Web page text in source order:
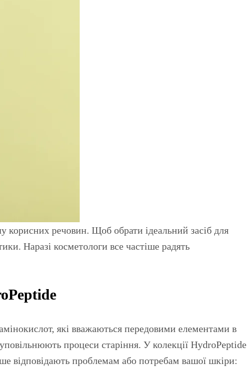
Наразі косметологи все частіше радять
які вважаються передовими елементами в
процеси старіння. У колекції HydroPeptide
відповідають проблемам або потребам вашої шкіри: